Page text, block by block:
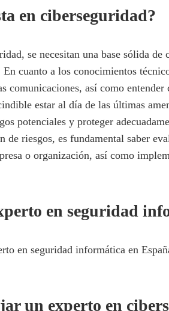
en ciberseguridad?
se necesitan una base sólida
cuanto a los conocimientos
comunicaciones, así como entender
estar al día de las últimas
potenciales y proteger
de riesgos, es fundamental saber
o organización, así como
en seguridad
en seguridad informática en
un experto en